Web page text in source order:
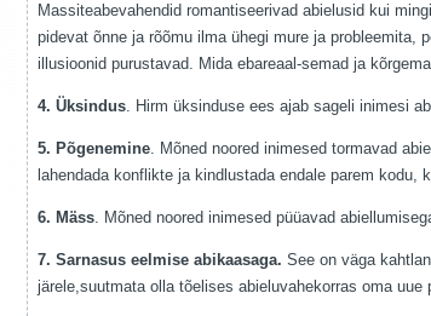
Massiteabevahendid romantiseerivad abielusid kui
pidevat õnne ja rõõmu ilma ühegi mure ja probleemita,
illusioonid purustavad. Mida ebareaal-semad ja
4. Üksindus. Hirm üksinduse ees ajab sageli inimesi
5. Põgenemine. Mõned noored inimesed tormavad
lahendada konflikte ja kindlustada endale parem kodu,
6. Mäss. Mõned noored inimesed püüavad
7. Sarnasus eelmise abikaasaga. See on väga
järele,suutmata olla tõelises abieluvahekorras oma uue